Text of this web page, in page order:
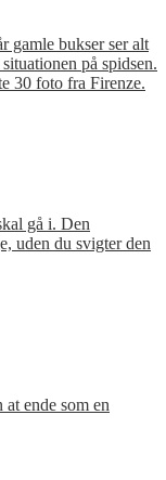
gamle bukser ser alt
på spidsen.
30 foto fra Firenze.
gå i. Den
uden du svigter den
ende som en